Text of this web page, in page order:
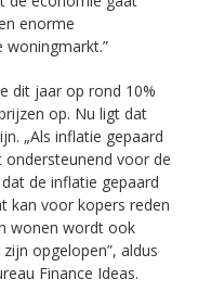
enorme
dit jaar op rond 10%
op. Nu ligt dat
„Als inflatie gepaard
voor de
de inflatie gepaard
kan voor kopers reden
wonen wordt ook
opgelopen”, aldus
Finance Ideas.